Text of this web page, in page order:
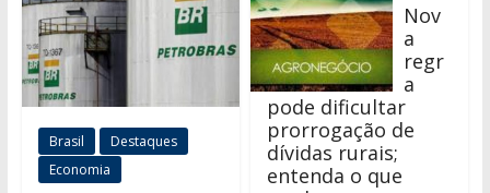
Brasil
Destaques
Economia
Nov
a
regr
a
pode dificultar
prorrogação de
dívidas rurais;
entenda o que